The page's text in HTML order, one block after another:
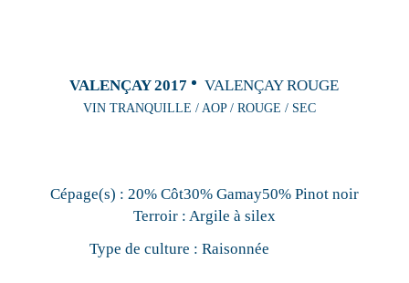
VALENÇAY 2017 VALENÇAY ROUGE
VIN TRANQUILLE / AOP / ROUGE / SEC
Cépage(s) : 20% Côt30% Gamay50% Pinot noir
Terroir : Argile à silex
Type de culture : Raisonnée